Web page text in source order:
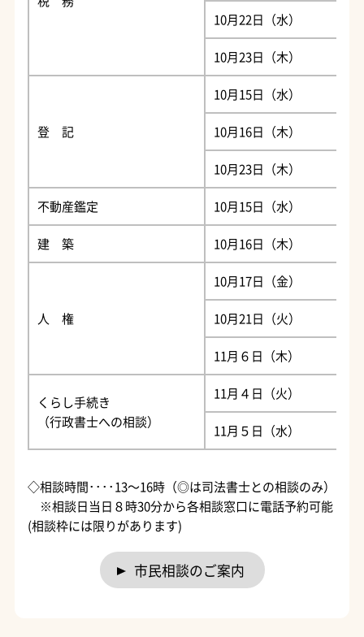
10月22日（水）
10月23日（木）
登 記
10月15日（水）
10月16日（木）
10月23日（木）
不動産鑑定
10月15日（水）
建 築
10月16日（木）
人 権
10月17日（金）
10月21日（火）
11月６日（木）
くらし手続き
（行政書士への相談）
11月４日（火）
11月５日（水）
◇相談時間････13～16時（◎は司法書士との相談のみ）
※相談日当日８時30分から各相談窓口に電話予約可能
(相談枠には限りがあります)
市民相談のご案内